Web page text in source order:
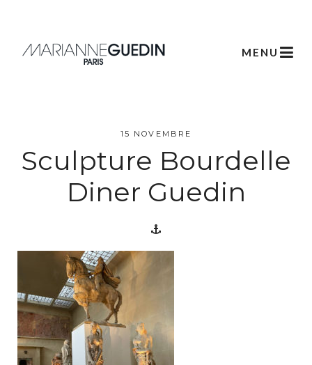
MENU
L’atelier
Créations
Végétale
Créations
Artistiques
15 NOVEMBRE
Sculpture Bourdelle
Diner Guedin